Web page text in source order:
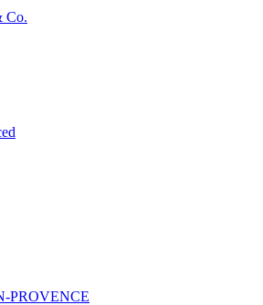
Co.
PROVENCE